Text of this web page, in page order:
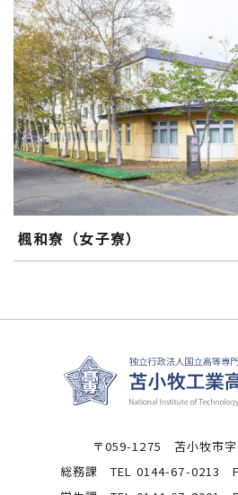
楓和寮（女子寮）
〒059-1275 苫小牧市
総務課 TEL 0144-67-0213